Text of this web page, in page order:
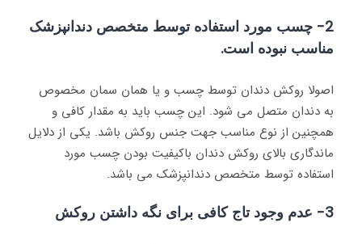
2- چسب مورد استفاده توسط متخصص دندانپزشک
مناسب نبوده است.
اصولا روکش دندان توسط چسب و یا همان سمان مخصوص
به دندان متصل می شود. این چسب باید به مقدار کافی و
همچنین از نوع مناسب جهت جنس روکش باشد. یکی از دلایل
ماندگاری بالای روکش دندان باکیفیت بودن چسب مورد
استفاده توسط متخصص دندانپزشک می باشد.
3- عدم وجود تاج کافی برای نگه داشتن روکش